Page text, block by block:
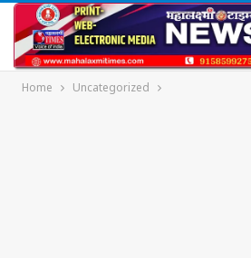
Home Uncategorized